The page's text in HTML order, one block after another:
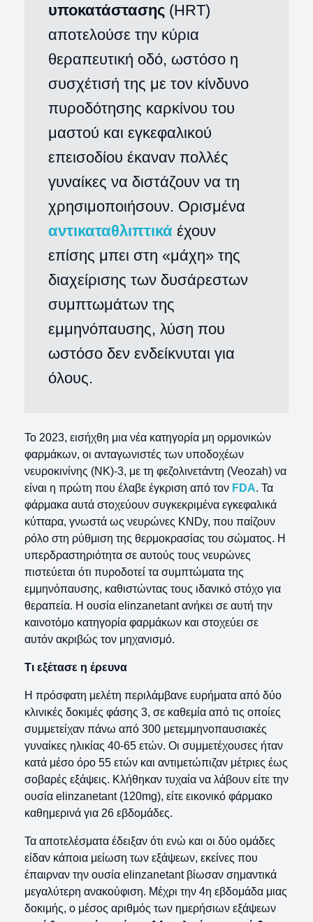
υποκατάστασης(HRT)
αποτελούσε την κύρια
θεραπευτική οδό, ωστόσο η
συσχέτισή της με τον κίνδυνο
πυροδότησης καρκίνου του
μαστού και εγκεφαλικού
επεισοδίου έκαναν πολλές
γυναίκες να διστάζουν να τη
χρησιμοποιήσουν. Ορισμένα
αντικαταθλιπτικά έχουν
επίσης μπει στη «μάχη» της
διαχείρισης των δυσάρεστων
συμπτωμάτων της
εμμηνόπαυσης, λύση που
ωστόσο δεν ενδείκνυται για
όλους.
Το 2023, εισήχθη μια νέα κατηγορία μη ορμονικών
φαρμάκων, οι ανταγωνιστές των υποδοχέων
νευροκινίνης (ΝΚ)-3, με τη φεζολινετάντη (Veozah) να
είναι η πρώτη που έλαβε έγκριση από τον FDA. Τα
φάρμακα αυτά στοχεύουν συγκεκριμένα εγκεφαλικά
κύτταρα, γνωστά ως νευρώνες KNDy, που παίζουν
ρόλο στη ρύθμιση της θερμοκρασίας του σώματος. Η
υπερδραστηριότητα σε αυτούς τους νευρώνες
πιστεύεται ότι πυροδοτεί τα συμπτώματα της
εμμηνόπαυσης, καθιστώντας τους ιδανικό στόχο για
θεραπεία. Η ουσία elinzanetant ανήκει σε αυτή την
καινοτόμο κατηγορία φαρμάκων και στοχεύει σε
αυτόν ακριβώς τον μηχανισμό.
Τι εξέτασε η έρευνα
Η πρόσφατη μελέτη περιλάμβανε ευρήματα από δύο
κλινικές δοκιμές φάσης 3, σε καθεμία από τις οποίες
συμμετείχαν πάνω από 300 μετεμμηνοπαυσιακές
γυναίκες ηλικίας 40-65 ετών. Οι συμμετέχουσες ήταν
κατά μέσο όρο 55 ετών και αντιμετώπιζαν μέτριες έως
σοβαρές εξάψεις. Κλήθηκαν τυχαία να λάβουν είτε την
ουσία elinzanetant (120mg), είτε εικονικό φάρμακο
καθημερινά για 26 εβδομάδες.
Τα αποτελέσματα έδειξαν ότι ενώ και οι δύο ομάδες
είδαν κάποια μείωση των εξάψεων, εκείνες που
έπαιρναν την ουσία elinzanetant βίωσαν σημαντικά
μεγαλύτερη ανακούφιση. Μέχρι την 4η εβδομάδα μιας
δοκιμής, ο μέσος αριθμός των ημερήσιων εξάψεων